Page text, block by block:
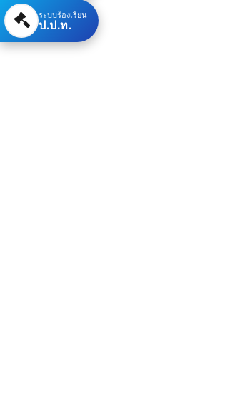
ระบบร้องเรียน
ป.ป.ท.